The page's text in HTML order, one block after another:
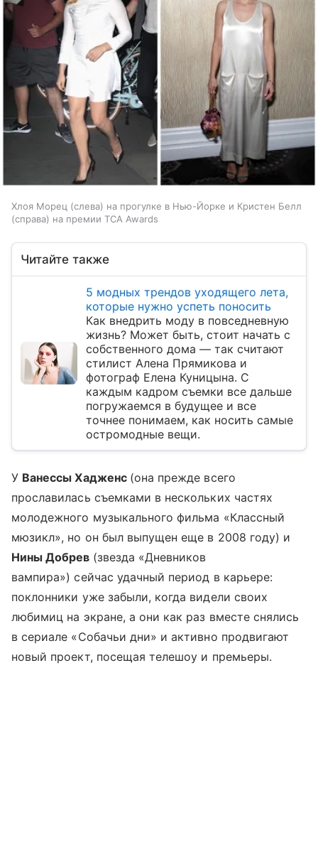
Хлоя Морец (слева) на прогулке в Нью-Йорке и Кристен Белл
(справа) на премии TCA Awards
Читайте также
5 модных трендов уходящего лета,
которые нужно успеть поносить
Как внедрить моду в повседневную
жизнь? Может быть, стоит начать с
собственного дома — так считают
стилист Алена Прямикова и
фотограф Елена Куницына. С
каждым кадром съемки все дальше
погружаемся в будущее и все
точнее понимаем, как носить самые
остромодные вещи.
У Ванессы Хадженс (она прежде всего
прославилась съемками в нескольких частях
молодежного музыкального фильма «Классный
мюзикл», но он был выпущен еще в 2008 году) и
Нины Добрев (звезда «Дневников
вампира») сейчас удачный период в карьере:
поклонники уже забыли, когда видели своих
любимиц на экране, а они как раз вместе снялись
в сериале «Собачьи дни» и активно продвигают
новый проект, посещая телешоу и премьеры.